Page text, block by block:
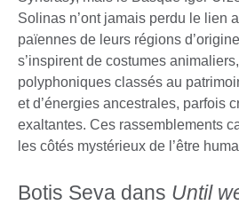
Solinas n’ont jamais perdu le lien
païennes de leurs régions
s’inspirent de costumes
polyphoniques classés au
et d’énergies ancestrales, parfois
exaltantes. Ces rassemblements
les côtés mystérieux de l’être
Botis Seva dans Until